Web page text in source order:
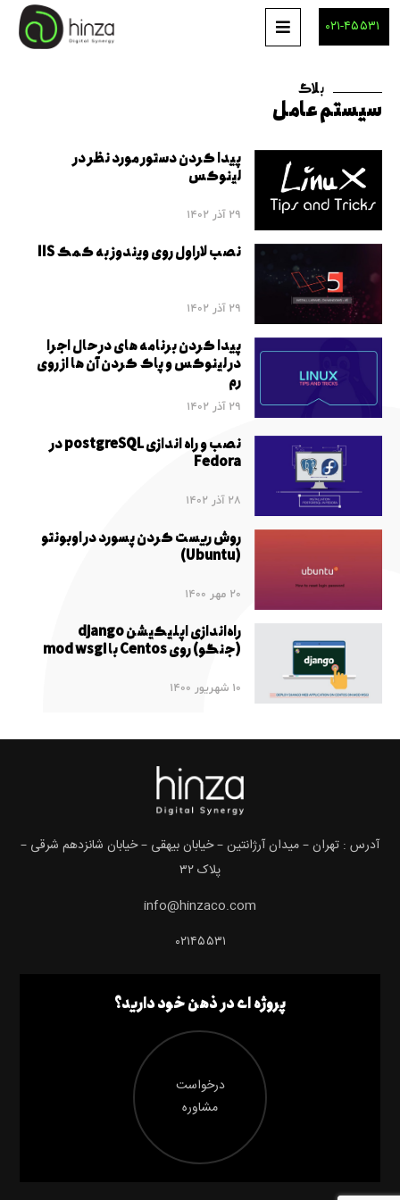
۰۲۱-۴۵۵۳۱
بلاگ
سیستم عامل
پیدا کردن دستور مورد نظر در
لینوکس
29 آذر 1402
نصب لاراول روی ویندوز به کمک IIS
29 آذر 1402
پیدا کردن برنامه های در حال اجرا
در لینوکس و پاک کردن آن ها از روی
رم
29 آذر 1402
نصب و راه اندازی postgreSQL در
Fedora
28 آذر 1402
روش ریست کردن پسورد در اوبونتو
(Ubuntu)
20 مهر 1400
راه‌اندازی اپلیکیشن django
(جنگو) روی Centos با mod wsgi
10 شهریور 1400
آدرس : تهران – میدان آرژانتین – خیابان بیهقی – خیابان شانزدهم شرقی –
پلاک ۳۲
info@hinzaco.com
۰۲۱۴۵۵۳۱
پروژه ای در ذهن خود دارید؟
درخواست
مشاوره